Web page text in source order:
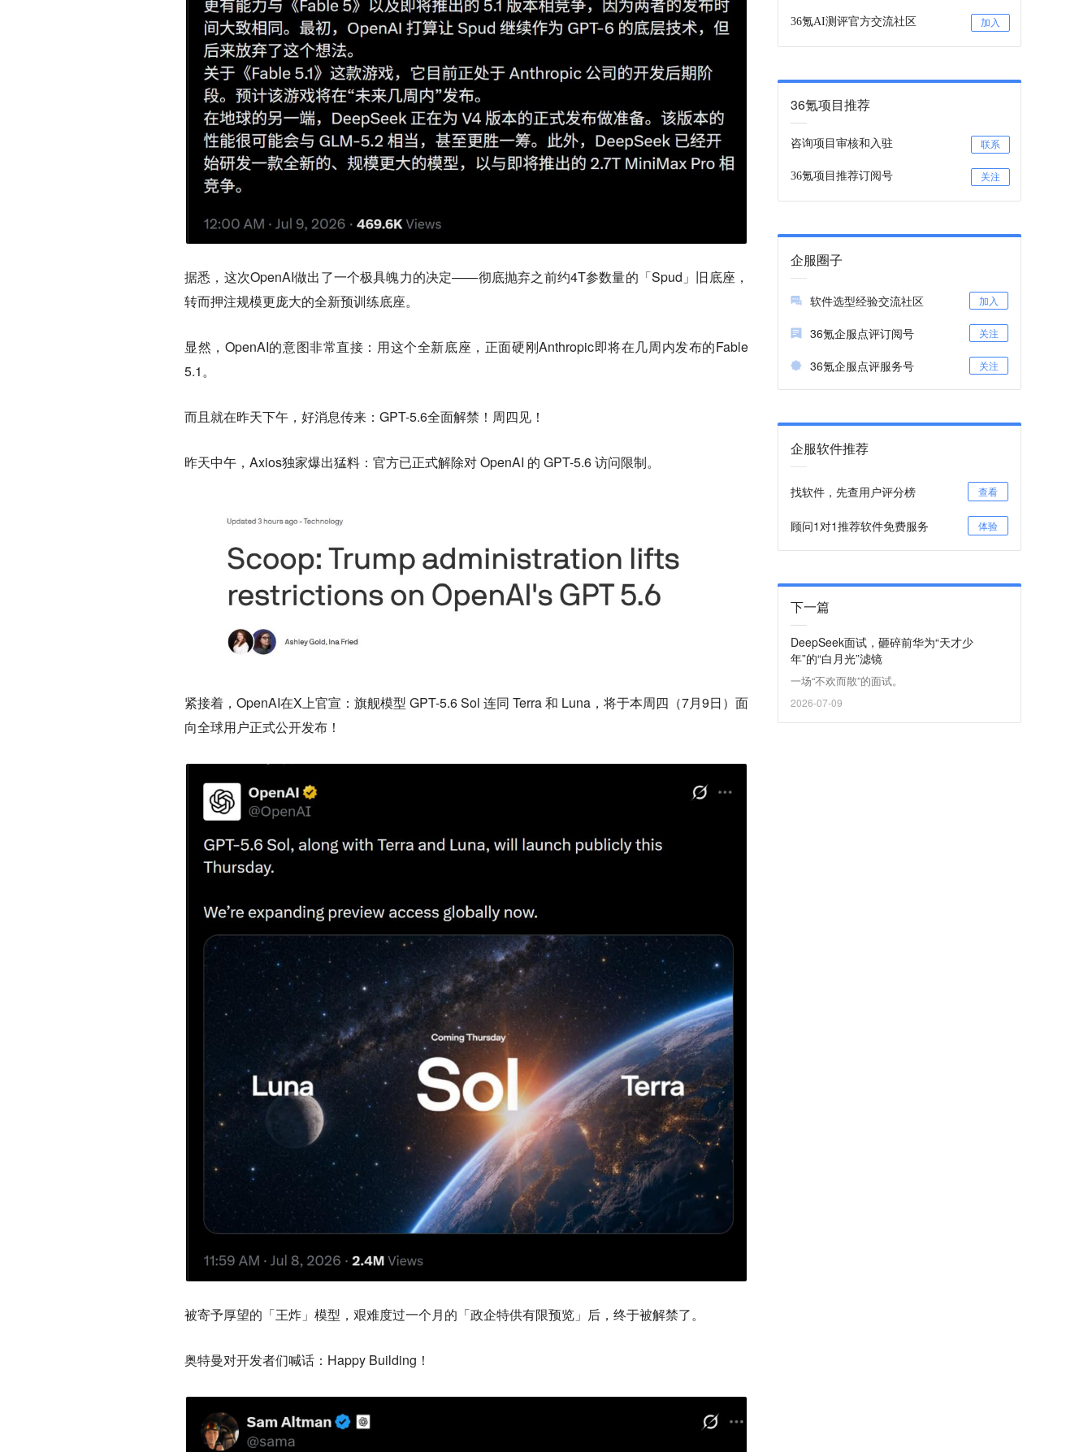
据悉，这次OpenAI做出了一个极具魄力的决定——彻底抛弃之前约4T参数量的「Spud」旧底座，
转而押注规模更庞大的全新预训练底座。
显然，OpenAI的意图非常直接：用这个全新底座，正面硬刚Anthropic即将在几周内发布的Fable
5.1。
而且就在昨天下午，好消息传来：GPT-5.6全面解禁！周四见！
昨天中午，Axios独家爆出猛料：官方已正式解除对 OpenAI 的 GPT-5.6 访问限制。
紧接着，OpenAI在X上官宣：旗舰模型 GPT-5.6 Sol 连同 Terra 和 Luna，将于本周四（7月9日）面
向全球用户正式公开发布！
被寄予厚望的「王炸」模型，艰难度过一个月的「政企特供有限预览」后，终于被解禁了。
奥特曼对开发者们喊话：Happy Building！
36氪AI测评官方交流社区 加入
36氪项目推荐
咨询项目审核和入驻 联系
36氪项目推荐订阅号 关注
企服圈子
软件选型经验交流社区 加入
36氪企服点评订阅号 关注
36氪企服点评服务号 关注
企服软件推荐
找软件，先查用户评分榜 查看
顾问1对1推荐软件免费服务 体验
下一篇
DeepSeek面试，砸碎前华为“天才少
年”的“白月光”滤镜
一场“不欢而散”的面试。
2026-07-09